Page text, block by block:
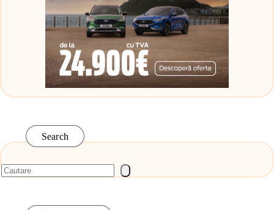
Search